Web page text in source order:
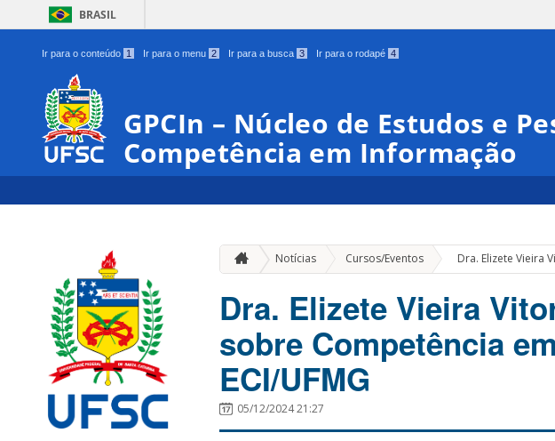
BRASIL
Ir para o conteúdo 1 Ir para o menu 2 Ir para a busca 3 Ir para o rodapé 4
GPCIn – Núcleo de Estudos e
Competência em Informação
Notícias Cursos/Eventos » Dra. Elizete Vieira
Dra. Elizete Vieira
sobre Competência
ECI/UFMG
05/12/2024 21:27